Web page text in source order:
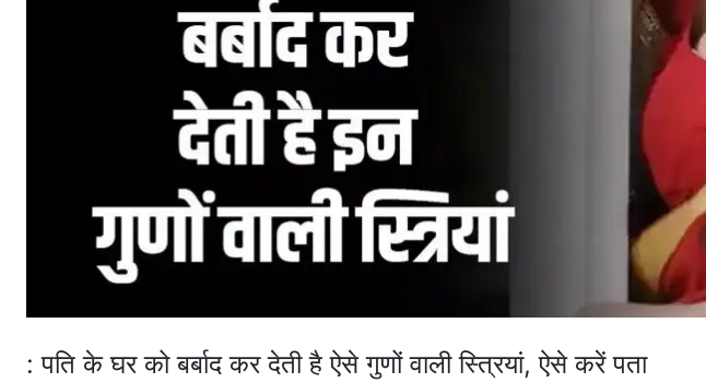
: पति के घर को बर्बाद कर देती है ऐसे गुणों वाली स्त्रियां, ऐसे करें पता